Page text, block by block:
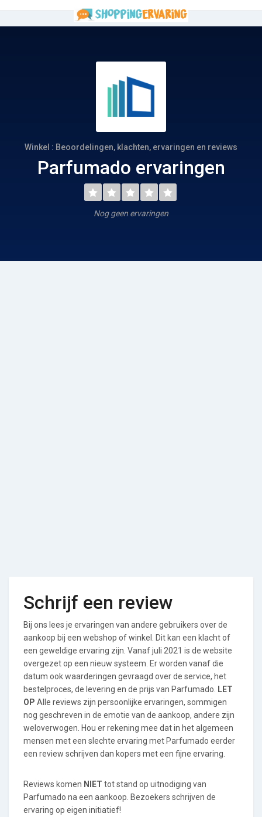
Winkel : Beoordelingen, klachten, ervaringen en reviews
Parfumado ervaringen
Nog geen ervaringen
Schrijf een review
Bij ons lees je ervaringen van andere gebruikers over de
aankoop bij een webshop of winkel. Dit kan een klacht of
een geweldige ervaring zijn. Vanaf juli 2021 is de website
overgezet op een nieuw systeem. Er worden vanaf die
datum ook waarderingen gevraagd over de service, het
bestelproces, de levering en de prijs van Parfumado.
LET
OP Alle reviews zijn persoonlijke ervaringen, sommigen
nog geschreven in de emotie van de aankoop, andere zijn
weloverwogen. Hou er rekening mee dat in het algemeen
mensen met een slechte ervaring met Parfumado eerder
een review schrijven dan kopers met een fijne ervaring.
Reviews komen NIET tot stand op uitnodiging van
Parfumado na een aankoop. Bezoekers schrijven de
ervaring op eigen initiatief!